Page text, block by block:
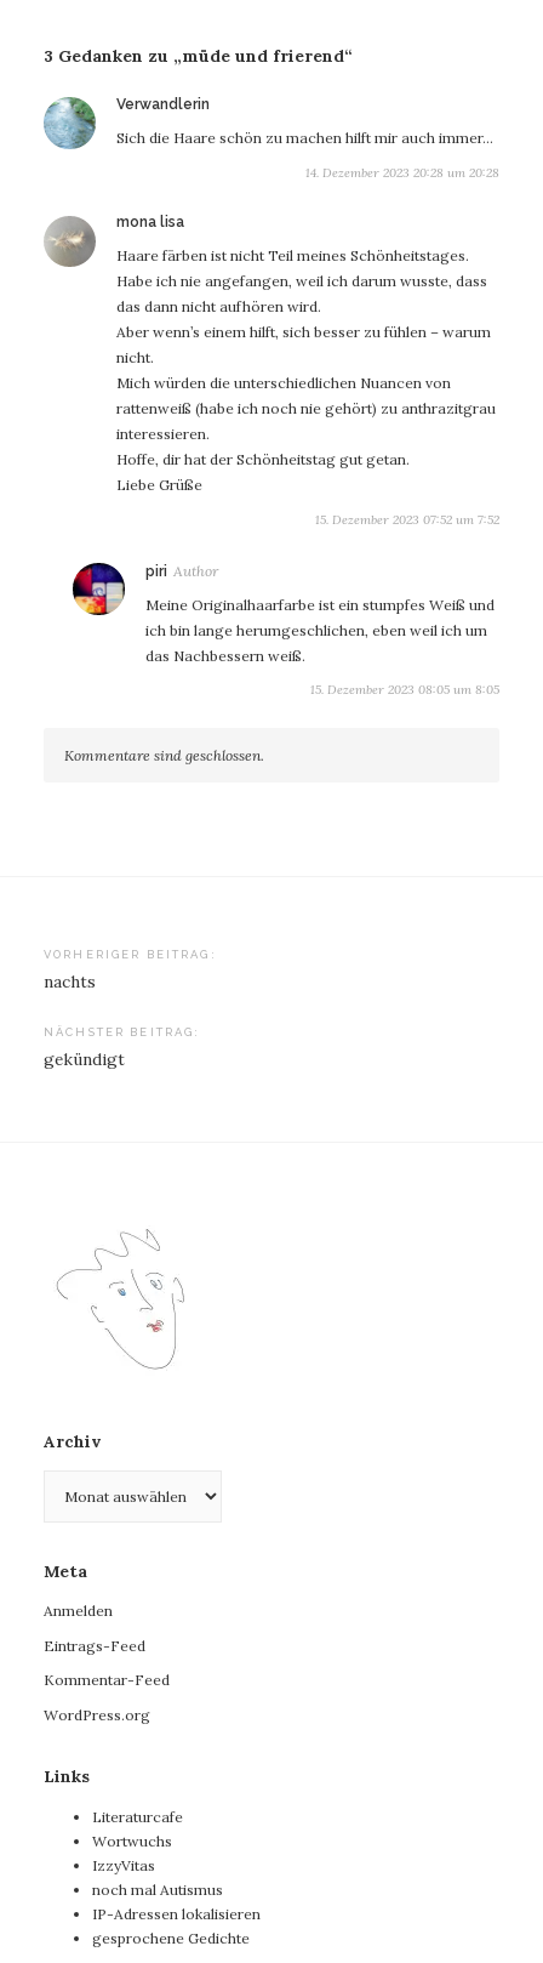
3 Gedanken zu „müde und frierend“
Verwandlerin
Sich die Haare schön zu machen hilft mir auch immer…
14. Dezember 2023 20:28 um 20:28
mona lisasagt:
Haare färben ist nicht Teil meines Schönheitstages.
Habe ich nie angefangen, weil ich darum wusste, dass
das dann nicht aufhören wird.
Aber wenn’s einem hilft, sich besser zu fühlen – warum
nicht.
Mich würden die unterschiedlichen Nuancen von
rattenweiß (habe ich noch nie gehört) zu anthrazitgrau
interessieren.
Hoffe, dir hat der Schönheitstag gut getan.
Liebe Grüße
15. Dezember 2023 07:52 um 7:52
piri sagt:
Meine Originalhaarfarbe ist ein stumpfes Weiß und
ich bin lange herumgeschlichen, eben weil ich um
das Nachbessern weiß.
15. Dezember 2023 08:05 um 8:05
Kommentare sind geschlossen.
Beitragsnavigation
VORHERIGER BEITRAG:
nachts
NÄCHSTER BEITRAG:
gekündigt
Archiv
Meta
Anmelden
Eintrags-Feed
Kommentar-Feed
WordPress.org
Links
Literaturcafe
Wortwuchs
IzzyVitas
noch mal Autismus
IP-Adressen lokalisieren
gesprochene Gedichte